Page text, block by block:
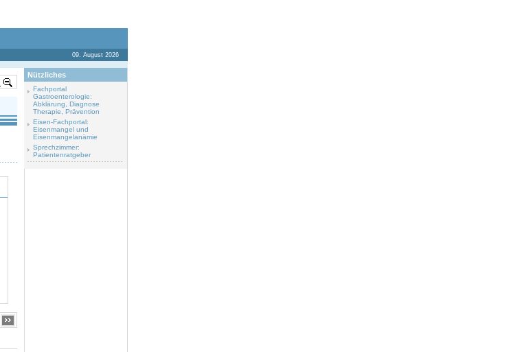
09. August 2026
Nützliches
Fachportal
Gastroenterologie:
Abklärung, Diagnose
Therapie, Prävention
Eisen-Fachportal:
Eisenmangel und
Eisenmangelanämie
Sprechzimmer:
Patientenratgeber